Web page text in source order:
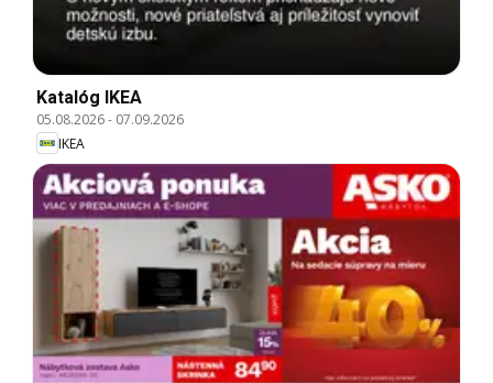
Katalóg IKEA
05.08.2026- 07.09.2026
IKEA